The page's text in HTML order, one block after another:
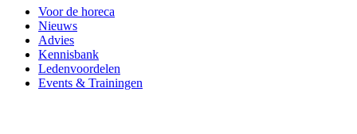
Voor de horeca
Nieuws
Advies
Kennisbank
Ledenvoordelen
Events & Trainingen